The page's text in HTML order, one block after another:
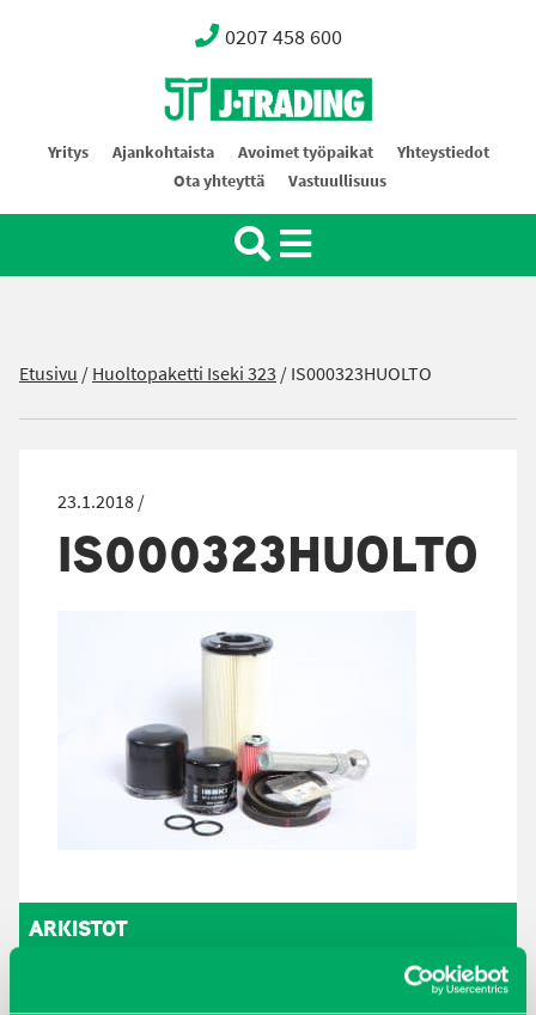
0207 458 600
Oy J-Trading Ab
Yritys Ajankohtaista Avoimet työpaikat
Yhteystiedot
Ota yhteyttä
Vastuullisuus
Etusivu /Huoltopaketti Iseki 323 /IS000323HUOLTO
23.1.2018 /
IS000323HUOLTO
ARKISTOT